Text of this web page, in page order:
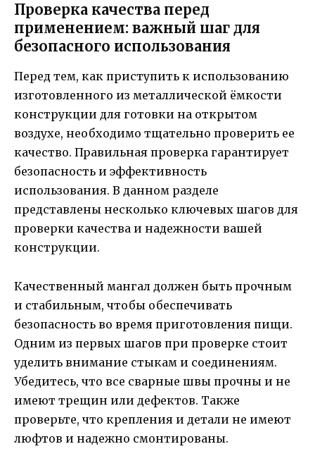
Проверка качества перед
применением: важный шаг для
безопасного использования
Перед тем, как приступить к использованию
изготовленного из металлической ёмкости
конструкции для готовки на открытом
воздухе, необходимо тщательно проверить ее
качество. Правильная проверка гарантирует
безопасность и эффективность
использования. В данном разделе
представлены несколько ключевых шагов для
проверки качества и надежности вашей
конструкции.
Качественный мангал должен быть прочным
и стабильным, чтобы обеспечивать
безопасность во время приготовления пищи.
Одним из первых шагов при проверке стоит
уделить внимание стыкам и соединениям.
Убедитесь, что все сварные швы прочны и не
имеют трещин или дефектов. Также
проверьте, что крепления и детали не имеют
люфтов и надежно смонтированы.